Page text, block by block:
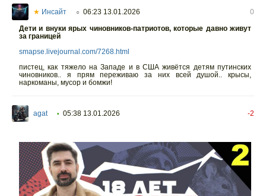
★ Инсайт ○ 06:23 13.01.2026
0
Дети и внуки ярых чиновников-патриотов, которые давно живут
за границей
smapse.livejournal.com/7268.html
пистец, как тяжело на Западе и в США живётся детям путинских
чиновников.. я прям переживаю за них всей душой.. крысы,
наркоманы, мусор и бомжи!
agat • 05:38 13.01.2026 -2